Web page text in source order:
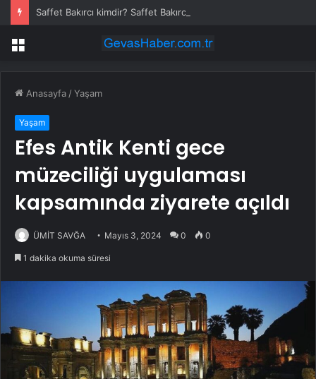
Saffet Bakırcı kimdir? Saffet Bakırcı neden öldü?
Menü
Anasayfa /Yaşam
Yaşam
Efes Antik Kenti gece
müzeciliği uygulaması
kapsamında ziyarete açıldı
ÜMİT SAVĞA Mayıs 3, 2024 0 0
1 dakika okuma süresi